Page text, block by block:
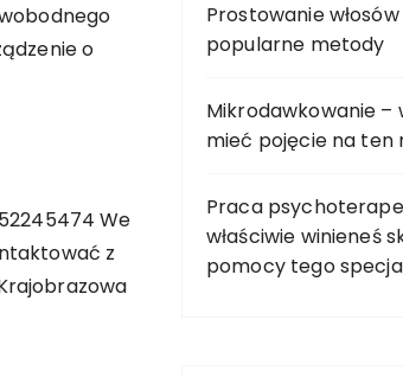
o
We
z
Prostowanie
popularne metody
Mikrodawkowanie –
mieć pojęcie na ten
Praca
właściwie winieneś
pomocy tego